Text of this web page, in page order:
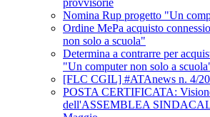
provvisorie
Nomina Rup progetto "Un
Ordine MePa acquisto
non solo a scuola"
Determina a contrarre per
"Un computer non solo a
[FLC CGIL] #ATAnews n. 4/
POSTA CERTIFICATA:
dell'ASSEMBLEA